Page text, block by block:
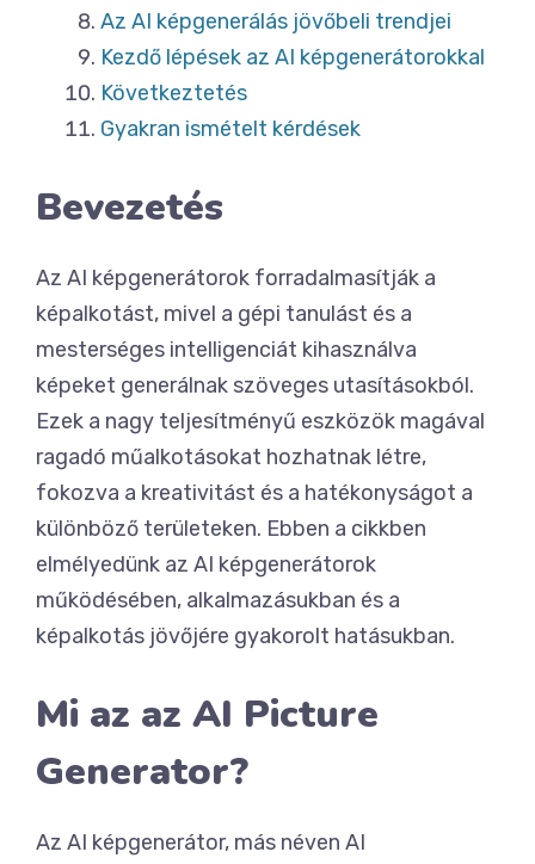
Az AI képgenerálás jövőbeli trendjei
Kezdő lépések az AI képgenerátorokkal
Következtetés
Gyakran ismételt kérdések
Bevezetés
Az AI képgenerátorok forradalmasítják a
képalkotást, mivel a gépi tanulást és a
mesterséges intelligenciát kihasználva
képeket generálnak szöveges utasításokból.
Ezek a nagy teljesítményű eszközök magával
ragadó műalkotásokat hozhatnak létre,
fokozva a kreativitást és a hatékonyságot a
különböző területeken. Ebben a cikkben
elmélyedünk az AI képgenerátorok
működésében, alkalmazásukban és a
képalkotás jövőjére gyakorolt hatásukban.
Mi az az AI Picture
Generator?
Az AI képgenerátor, más néven AI